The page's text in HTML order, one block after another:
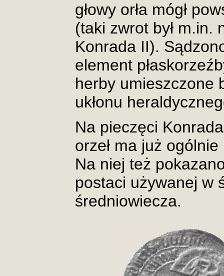
głowy orła mógł
(taki zwrot był m.in.
Konrada II).
element
herby umieszczone
ukłonu
Na pieczęci
orzeł ma już
Na niej też
postaci używanej w
średniowiecza.